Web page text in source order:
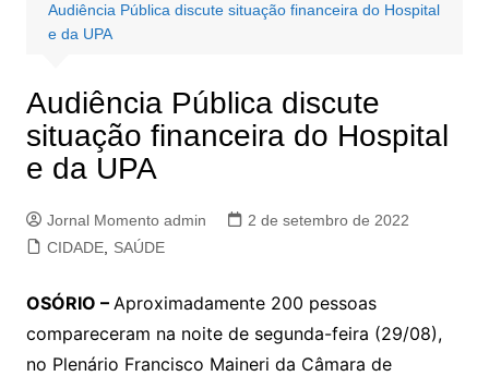
Audiência Pública discute situação financeira do Hospital
e da UPA
Audiência Pública discute
situação financeira do Hospital
e da UPA
Jornal Momento admin
2 de setembro de 2022
CIDADE, SAÚDE
OSÓRIO – Aproximadamente 200 pessoas
compareceram na noite de segunda-feira (29/08),
no Plenário Francisco Maineri da Câmara de